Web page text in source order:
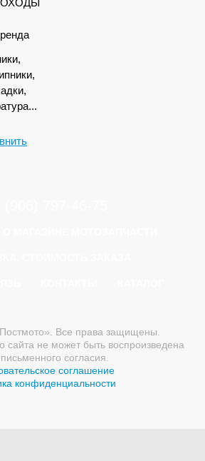
Все права защищены.
сайта не может быть воспроизведена
согласия.
соглашение
конфиденциальности